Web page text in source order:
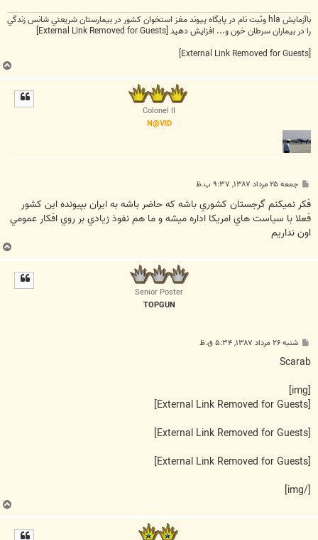
باآزمايش hla وثبت نام در پايگاه پيوند مغز استخوان كشور در بيمارستان شريعتي شانس زندگي
را در بيماران سرطان خون و... افزايش دهيد[External Link Removed for Guests]
ب
ا
Colonel II
N@VID
پ
ت
جمعه ۲۵ مرداد ۱۳۸۷, ۹:۳۷ ب.ظ
فکر نميکنم گرجستان کشوري باشه که حاضر باشه به ايران بپيونده اين کشور
فعلا با سياست هاي امريکا اداره ميشه و ما هم نفوذ زيادي بر روي افکار عمومي
اون نداريم
ب
ا
Senior Poster
TOPGUN
پ
ت
شنبه ۲۶ مرداد ۱۳۸۷, ۵:۳۴ ق.ظ
Scarab
[/img]
ب
ا